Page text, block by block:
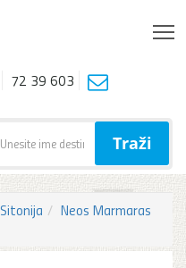
72 39 603
Traži
Sitonija
Neos Marmaras